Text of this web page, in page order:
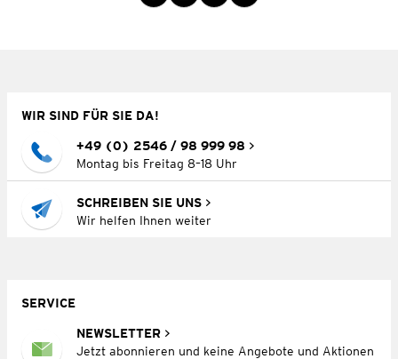
WIR SIND FÜR SIE DA!
+49 (0) 2546 / 98 999 98
Montag bis Freitag 8–18 Uhr
SCHREIBEN SIE UNS
Wir helfen Ihnen weiter
SERVICE
NEWSLETTER
Jetzt abonnieren und keine Angebote und Aktionen